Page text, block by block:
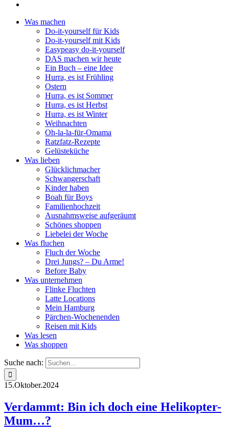
Was machen
Do-it-yourself für Kids
Do-it-yourself mit Kids
Easypeasy do-it-yourself
DAS machen wir heute
Ein Buch – eine Idee
Hurra, es ist Frühling
Ostern
Hurra, es ist Sommer
Hurra, es ist Herbst
Hurra, es ist Winter
Weihnachten
Oh-la-la-für-Omama
Ratzfatz-Rezepte
Gelüsteküche
Was lieben
Glücklichmacher
Schwangerschaft
Kinder haben
Boah für Boys
Familienhochzeit
Ausnahmsweise aufgeräumt
Schönes shoppen
Liebelei der Woche
Was fluchen
Fluch der Woche
Drei Jungs? – Du Arme!
Before Baby
Was unternehmen
Flinke Fluchten
Latte Locations
Mein Hamburg
Pärchen-Wochenenden
Reisen mit Kids
Was lesen
Was shoppen
Suche nach:
15.Oktober.2024
Verdammt: Bin ich doch eine Helikopter-
Mum…?